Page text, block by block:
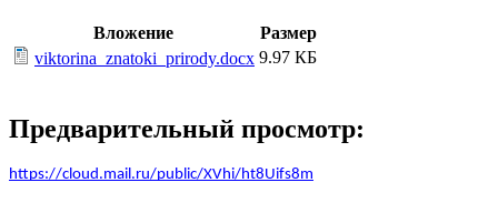
Вложение
Размер
viktorina_znatoki_prirody.docx 9.97 КБ
Предварительный просмотр:
https://cloud.mail.ru/public/XVhi/ht8Uifs8m